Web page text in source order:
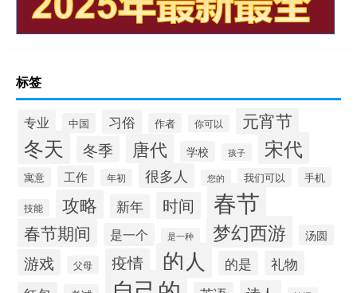
标签
专业 中国 习俗 作者 你可以 元宵节
冬天 冬季 唐代 学校 孩子 宋代
寓意 工作 年初 很多人 您的 我们可以 手机
技能 攻略 新年 时间 春节
春节期间 是一个 是一种 梦幻西游 汤圆
游戏 父母 疫情 的人 的是 礼物